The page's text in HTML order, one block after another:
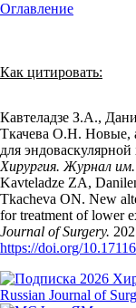
Оглавление
Как цитировать:
Кавтеладзе З.А.,
Ткачева О.Н. Новые,
для
Хирургия. Журнал
Kavteladze ZA,
Tkacheva ON. New
for treatment of lower
Journal of Surgery.
https://doi.org/